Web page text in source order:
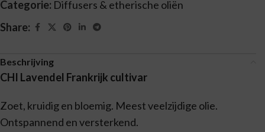
Categorie: Diffusers & etherische oliën
Share:
Beschrijving
CHI Lavendel Frankrijk cultivar
Zoet, kruidig en bloemig. Meest veelzijdige olie.
Ontspannend en versterkend.